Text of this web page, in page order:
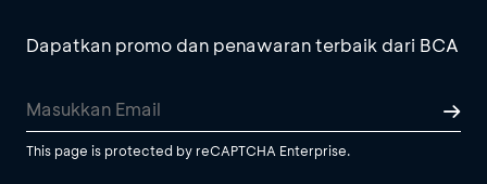
Dapatkan promo dan penawaran terbaik dari BCA
This page is protected by reCAPTCHA Enterprise.